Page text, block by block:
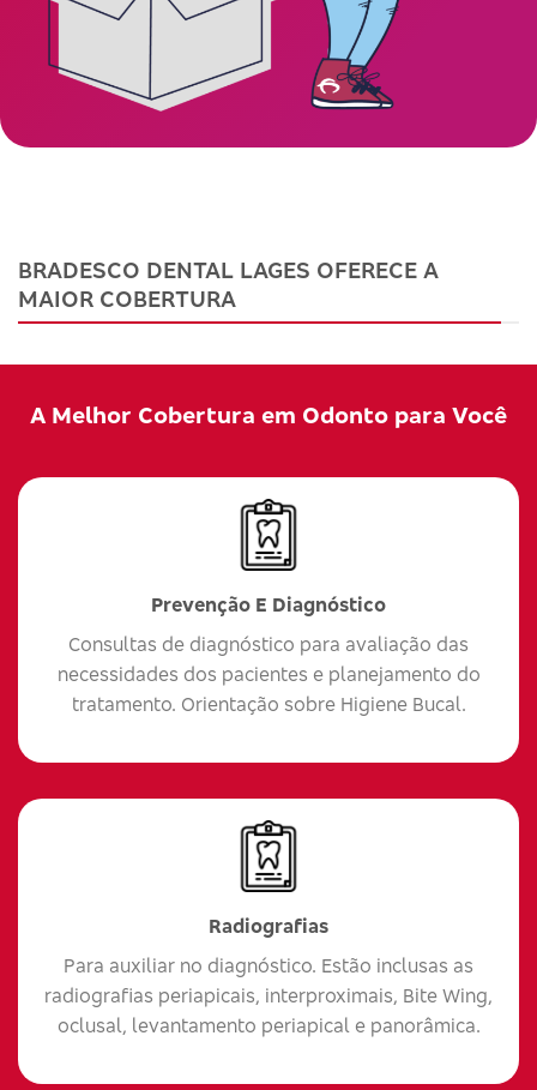
BRADESCO DENTAL LAGES OFERECE A
MAIOR COBERTURA
A Melhor Cobertura em Odonto para Você
Prevenção E Diagnóstico
Consultas de diagnóstico para avaliação das
necessidades dos pacientes e planejamento do
tratamento. Orientação sobre Higiene Bucal.
Radiografias
Para auxiliar no diagnóstico. Estão inclusas as
radiografias periapicais, interproximais, Bite Wing,
oclusal, levantamento periapical e panorâmica.